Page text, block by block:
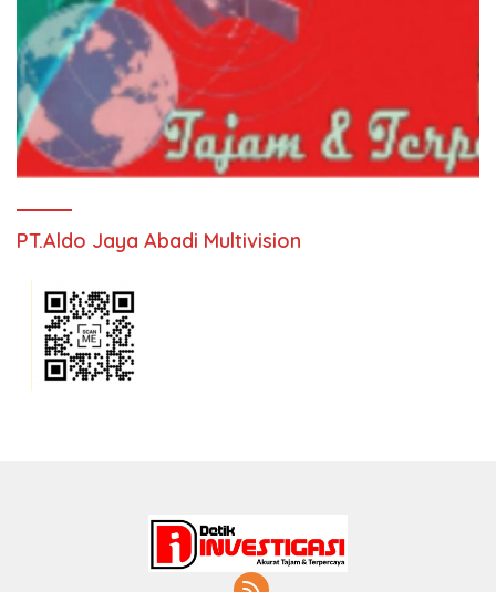
PT.Aldo Jaya Abadi Multivision